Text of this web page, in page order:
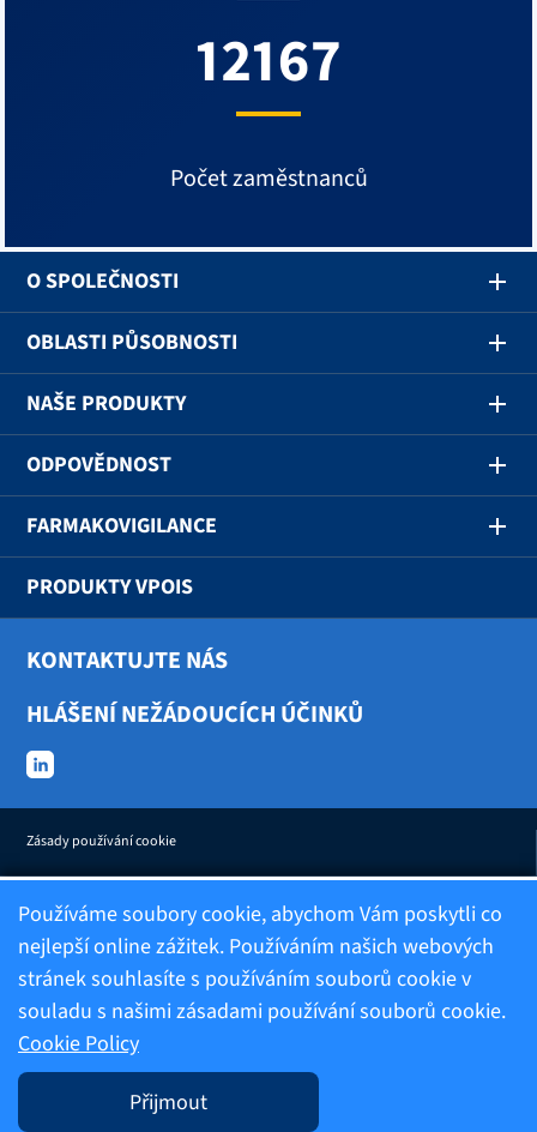
12167
Počet zaměstnanců
O SPOLEČNOSTI
OBLASTI PŮSOBNOSTI
NAŠE PRODUKTY
ODPOVĚDNOST
FARMAKOVIGILANCE
PRODUKTY VPOIS
KONTAKTUJTE NÁS
HLÁŠENÍ NEŽÁDOUCÍCH ÚČINKŮ
Zásady používání cookie
Imprint
Zásady zpracování osobních údajů
Informace o společnosti
Informace o vnitřním oznamovacím systému
Používáme soubory cookie, abychom Vám poskytli co
nejlepší online zážitek. Používáním našich webových
stránek souhlasíte s používáním souborů cookie v
souladu s našimi zásadami používání souborů cookie.
Cookie Policy
Přijmout